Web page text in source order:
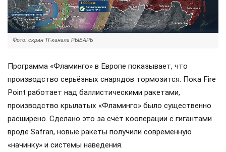
Фото: скрин ТГ-канала РЫБАРЬ
Программа «Фламинго» в Европе показывает, что
производство серьёзных снарядов тормозится. Пока Fire
Point работает над баллистическими ракетами,
производство крылатых «Фламинго» было существенно
расширено. Сделано это за счёт кооперации с гигантами
вроде Safran, новые ракеты получили современную
«начинку» и системы наведения.